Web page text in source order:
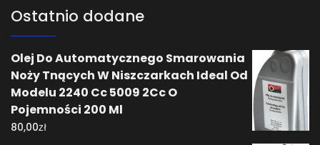
Ostatnio dodane
Olej Do Automatycznego Smarowania
Noży Tnących W Niszczarkach Ideal Od
Modelu 2240 Cc 5009 2Cc O
Pojemności 200 Ml
80,00zł